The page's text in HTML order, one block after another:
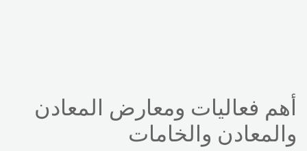
أهم فعاليات ومعارض المعادن
والمعادن والخامات